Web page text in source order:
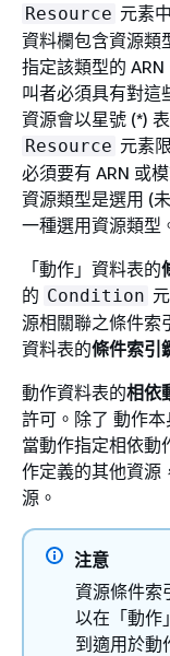
Resource 元素
資料欄包含資源類
指定該類型的
叫者必須具有對這
資源會以星號 (*)
Resource 元素
必須要有 ARN 或
資源類型是選用 (
一種選用資源類型
「動作」資料表的
的 Condition
源相關聯之條件索
資料表的條件索引
動作資料表的相依
許可。除了 動作
當動作指定相依動
作定義的其他資源
源。
注意
資源條件索
以在「動作
到適用於動